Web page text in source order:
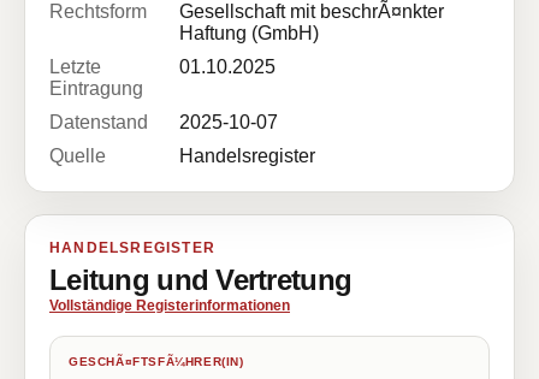
Rechtsform
Gesellschaft mit beschrÃ¤nkter
Haftung (GmbH)
Letzte
Eintragung
01.10.2025
Datenstand
2025-10-07
Quelle
Handelsregister
HANDELSREGISTER
Leitung und Vertretung
Vollständige Registerinformationen
GESCHÃ¤FTSFÃ¼HRER(IN)